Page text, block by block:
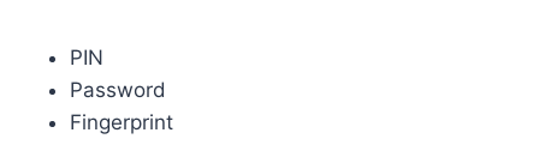
PIN
Password
Fingerprint